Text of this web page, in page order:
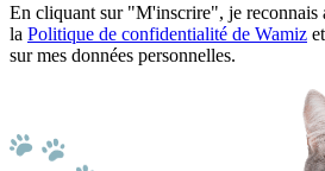
En cliquant sur "M'inscrire", je reconnais
la Politique de confidentialité de Wamiz
sur mes données personnelles.